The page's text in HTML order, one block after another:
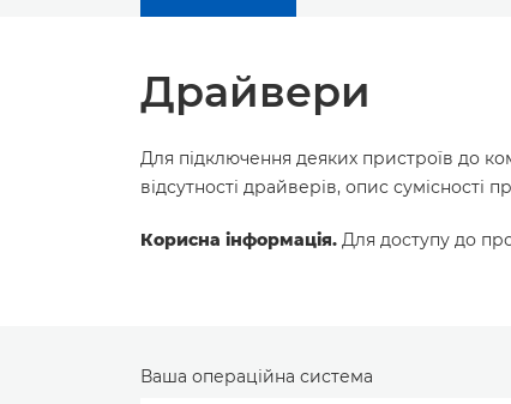
Драйвери
Для підключення деяких пристроїв до
відсутності драйверів, опис
Корисна інформація. Для доступу до
Ваша операційна система